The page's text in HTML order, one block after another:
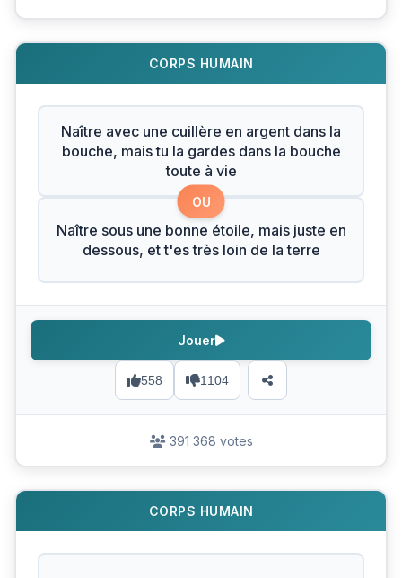
CORPS HUMAIN
Naître avec une cuillère en argent dans la
bouche, mais tu la gardes dans la bouche
toute à vie
OU
Naître sous une bonne étoile, mais juste en
dessous, et t'es très loin de la terre
558 1104
Jouer
391 368 votes
CORPS HUMAIN